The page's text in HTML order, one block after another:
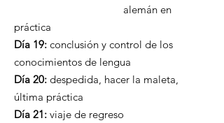
alemán en
práctica
Día 19: conclusión y control de los
conocimientos de lengua
Día 20: despedida, hacer la maleta,
última práctica
Día 21: viaje de regreso